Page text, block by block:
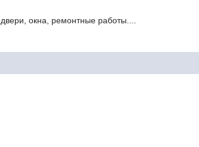
окна, ремонтные работы....